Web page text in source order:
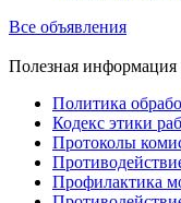
Все объявления
Полезная информация
Политика
Кодекс этики
Протоколы
Профилактика